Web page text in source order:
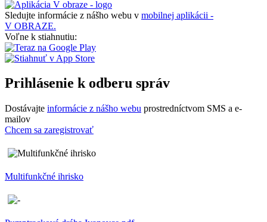
Sledujte informácie z nášho webu v mobilnej aplikácii -
V OBRAZE.
Voľne k stiahnutiu:
Prihlásenie k odberu správ
Dostávajte informácie z nášho webu prostredníctvom SMS a e-
mailov
Chcem sa zaregistrovať
Multifunkčné ihrisko